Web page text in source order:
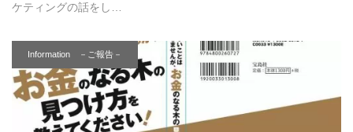
ケティングの話をし…
Information －ご報告－